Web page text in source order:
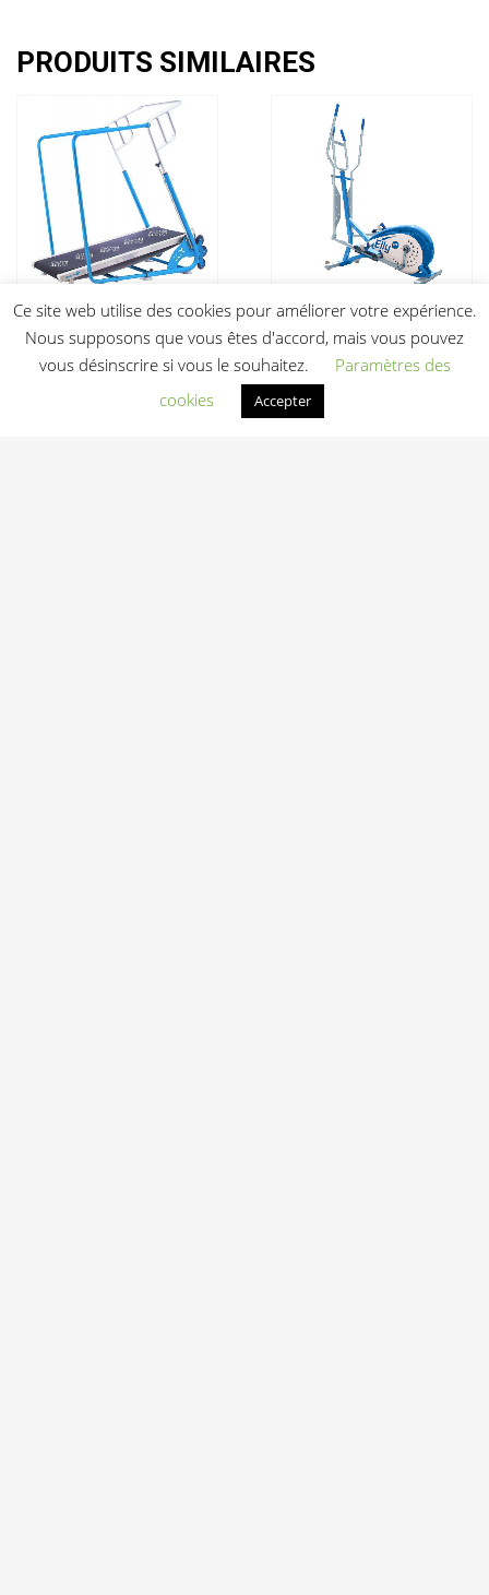
PRODUITS SIMILAIRES
aquatique Aquajogg
Air (aluminium)
HT
Elliptique Aquatique
Waterflex Elly Air
995,00
Ce site web utilise des cookies pour améliorer votre expérience.
Nous supposons que vous êtes d'accord, mais vous pouvez
vous désinscrire si vous le souhaitez.
Paramètres des
cookies
Accepter